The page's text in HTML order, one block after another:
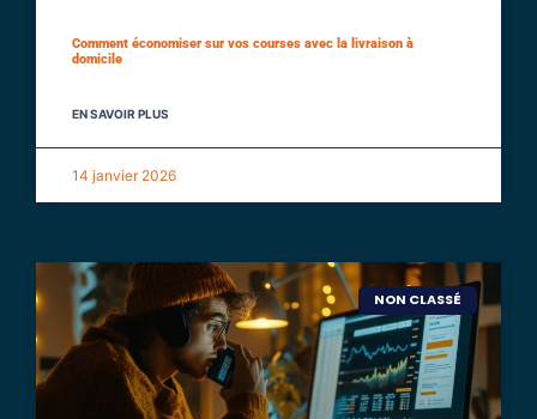
Comment économiser sur vos courses avec la livraison à
domicile
EN SAVOIR PLUS
14 janvier 2026
NON CLASSÉ